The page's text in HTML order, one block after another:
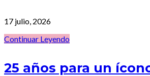
17 julio, 2026
Continuar Leyendo
25 años para un